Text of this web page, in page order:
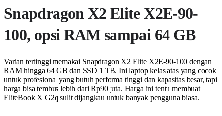
Snapdragon X2 Elite X2E-90-
100, opsi RAM sampai 64 GB
Varian tertinggi memakai Snapdragon X2 Elite X2E-90-100 dengan
RAM hingga 64 GB dan SSD 1 TB. Ini laptop kelas atas yang cocok
untuk profesional yang butuh performa tinggi dan kapasitas besar, tapi
harga bisa tembus lebih dari Rp90 juta. Harga ini tentu membuat
EliteBook X G2q sulit dijangkau untuk banyak pengguna biasa.